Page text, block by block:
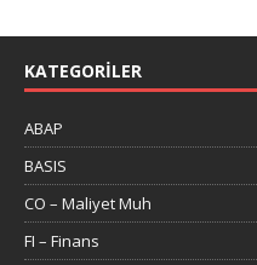
KATEGORILER
ABAP
BASIS
CO – Maliyet Muh
FI – Finans